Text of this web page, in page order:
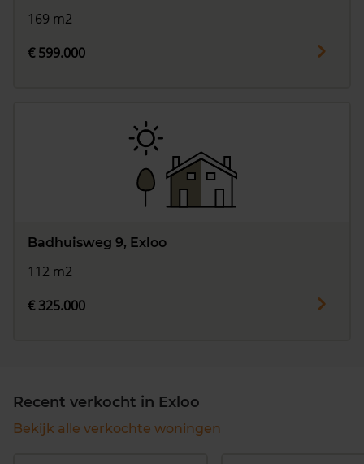
169 m2
€ 599.000
Badhuisweg 9, Exloo
112 m2
€ 325.000
Recent verkocht in Exloo
Bekijk alle verkochte woningen